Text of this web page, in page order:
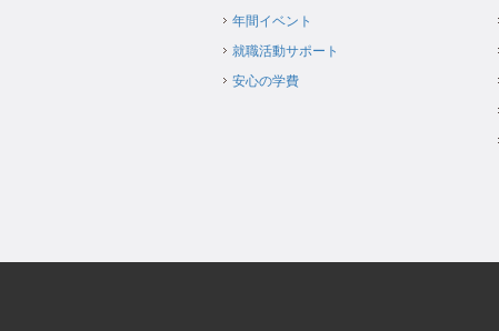
年間イベント
就職活動サポート
安心の学費